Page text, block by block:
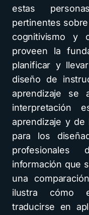
estas
pertinentes
cognitivismo y
proveen la
planificar y
diseño de
aprendizaje se
interpretación
aprendizaje y de
para los
información que
una
ilustra cómo
traducirse en